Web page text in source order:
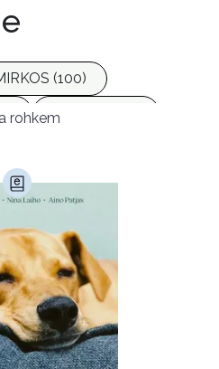
(100)
Ajakirjad (17)
(292)
(228)
(1773)
(30)
(121)
rohkem